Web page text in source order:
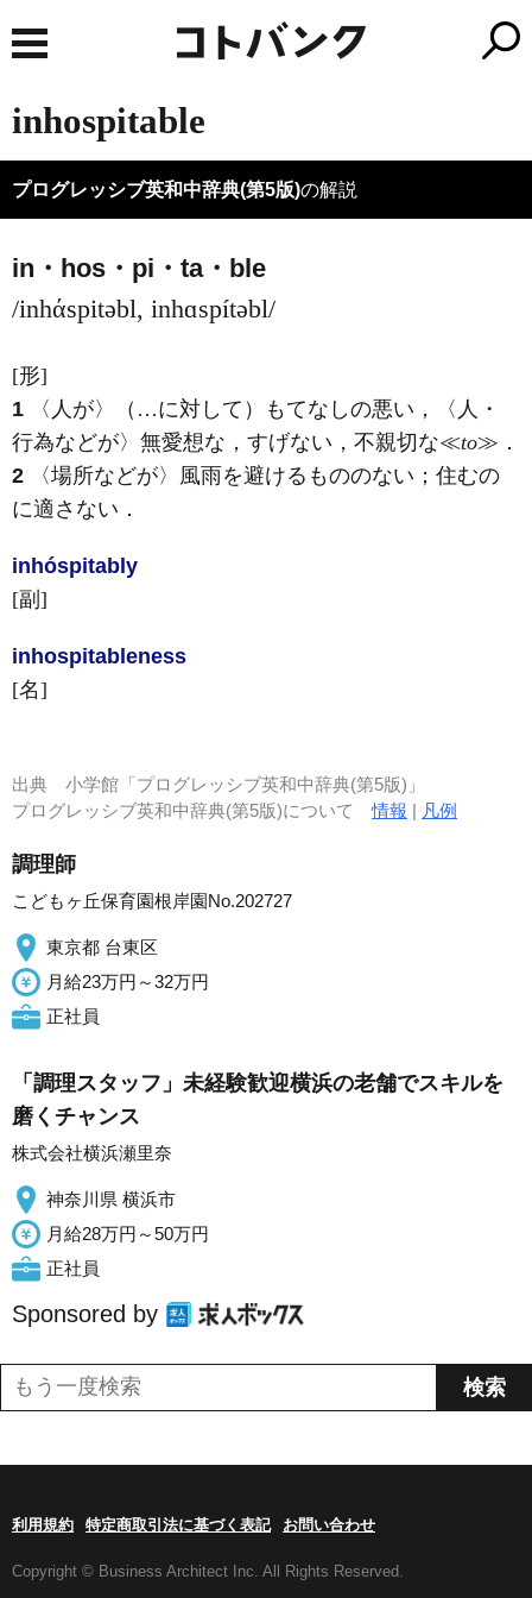
inhospitable
プログレッシブ英和中辞典(第5版)の解説
in・hos・pi・ta・ble
/inhάspitəbl, inhɑspítəbl/
[形]
1 〈人が〉（…に対して）もてなしの悪い，〈人・
行為などが〉無愛想な，すげない，不親切な≪to≫ ．
2 〈場所などが〉風雨を避けるもののない；住むの
に適さない ．
inhóspitably
[副]
inhospitableness
[名]
出典 小学館「プログレッシブ英和中辞典(第5版)」
プログレッシブ英和中辞典(第5版)について情報 | 凡例
調理師
こどもヶ丘保育園根岸園No.202727
東京都 台東区
月給23万円～32万円
正社員
「調理スタッフ」未経験歓迎横浜の老舗でスキルを
磨くチャンス
株式会社横浜瀬里奈
神奈川県 横浜市
月給28万円～50万円
正社員
Sponsored by
利用規約 特定商取引法に基づく表記 お問い合わせ
Copyright © Business Architect Inc. All Rights Reserved.